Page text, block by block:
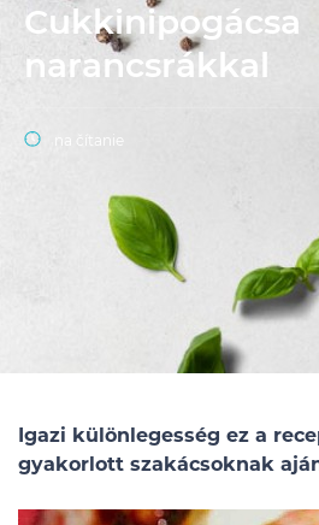
Cukkinipogácsa
narancsrákkal
na čítanie
Igazi különlegesség ez a
gyakorlott szakácsoknak